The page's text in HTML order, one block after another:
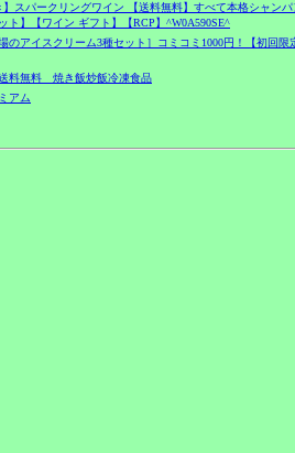
スパークリングワイン 【送料無料】すべて本格シャン
】【ワイン ギフト】【RCP】^W0A590SE^
アイスクリーム3種セット］コミコミ1000円！【初回限
料無料 焼き飯炒飯冷凍食品
アム